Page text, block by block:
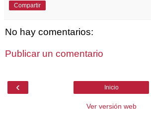
Compartir
No hay comentarios:
Publicar un comentario
‹ Inicio
Ver versión web